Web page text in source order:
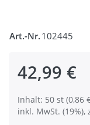
Art.-Nr. 102445
42,99 €
Inhalt: 50 st (0,86
inkl. MwSt. (19%),